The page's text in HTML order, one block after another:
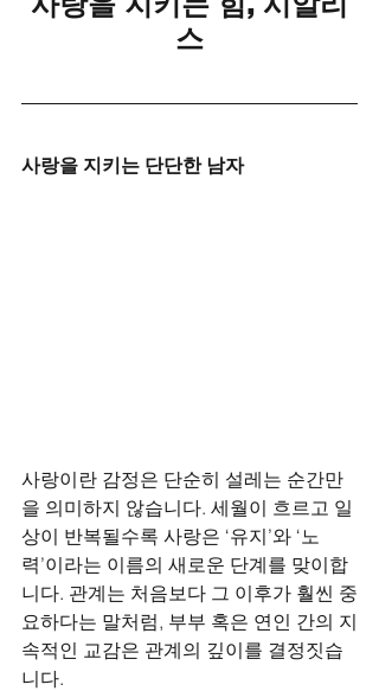
스
사랑을 지키는 단단한 남자
사랑이란 감정은 단순히 설레는 순간만
을 의미하지 않습니다. 세월이 흐르고 일
상이 반복될수록 사랑은 ‘유지’와 ‘노
력’이라는 이름의 새로운 단계를 맞이합
니다. 관계는 처음보다 그 이후가 훨씬 중
요하다는 말처럼, 부부 혹은 연인 간의 지
속적인 교감은 관계의 깊이를 결정짓습
니다.